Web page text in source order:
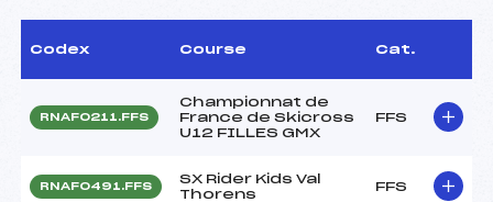
Codex Course Cat.
RNAF0211.FFS
Championnat de
France de Skicross
U12 FILLES GMX
FFS
RNAF0491.FFS
SX Rider Kids Val
Thorens
FFS